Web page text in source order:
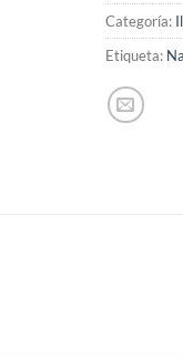
Categoría:
Etiqueta: